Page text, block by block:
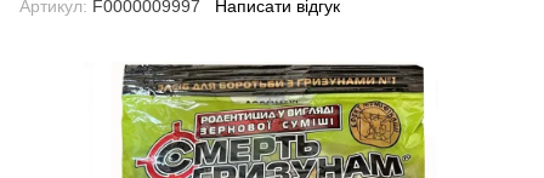
Артикул: F0000009997 Написати відгук